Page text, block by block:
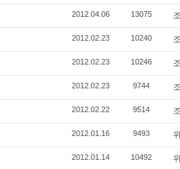
2012.04.06 13075
2012.02.23 10240
2012.02.23 10246
2012.02.23 9744
2012.02.22 9514
2012.01.16 9493
2012.01.14 10492